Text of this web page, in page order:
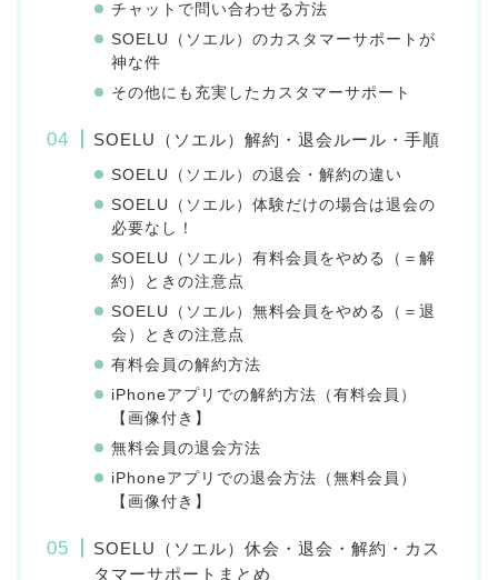
チャットで問い合わせる方法
SOELU（ソエル）のカスタマーサポートが
神な件
その他にも充実したカスタマーサポート
SOELU（ソエル）解約・退会ルール・手順
SOELU（ソエル）の退会・解約の違い
SOELU（ソエル）体験だけの場合は退会の
必要なし！
SOELU（ソエル）有料会員をやめる（＝解
約）ときの注意点
SOELU（ソエル）無料会員をやめる（＝退
会）ときの注意点
有料会員の解約方法
iPhoneアプリでの解約方法（有料会員）
【画像付き】
無料会員の退会方法
iPhoneアプリでの退会方法（無料会員）
【画像付き】
SOELU（ソエル）休会・退会・解約・カス
タマーサポートまとめ